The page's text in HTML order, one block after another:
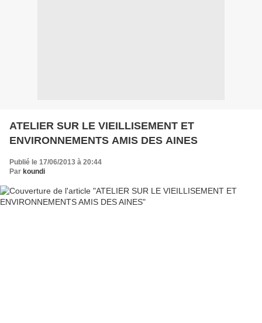
ATELIER SUR LE VIEILLISEMENT ET
ENVIRONNEMENTS AMIS DES AINES
Publié le 17/06/2013 à 20:44
Par koundi